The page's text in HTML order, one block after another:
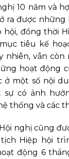
10 năm và
ra được những
đồng thời
tiêu kế
nhiên, vẫn còn
hoạt động
ở một số nội
sự có ảnh
thống và các
nghị cũng
Hiệp hội
động 6